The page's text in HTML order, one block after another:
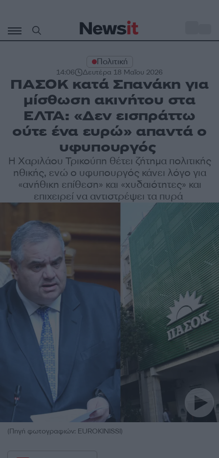
περιεχόμενο
Πολιτική
14:06 Δευτέρα 18 Μαΐου 2026
ΠΑΣΟΚ κατά Σπανάκη για
μίσθωση ακινήτου στα
ΕΛΤΑ: «Δεν εισπράττω
ούτε ένα ευρώ» απαντά ο
υφυπουργός
Η Χαριλάου Τρικούπη θέτει ζήτημα πολιτικής
ηθικής, ενώ ο υφυπουργός κάνει λόγο για
«ανήθικη επίθεση» και «χυδαιότητες» και
επιχειρεί να αντιστρέψει τα πυρά
(Πηγή φωτογραφιών: EUROKINISSI)